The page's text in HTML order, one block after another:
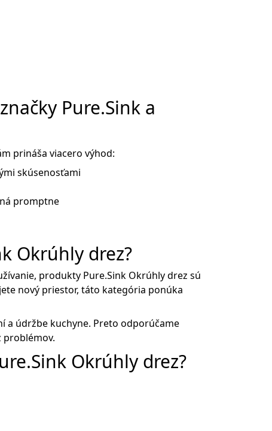
Pure.Sink a
prináša viacero výhod:
skúsenosťami
promptne
Okrúhly drez?
produkty Pure.Sink Okrúhly drez sú
nový priestor, táto kategória ponúka
a údržbe kuchyne. Preto odporúčame
problémov.
Okrúhly drez?